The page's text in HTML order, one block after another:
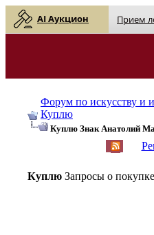
AI Аукцион Прием
Форум по искусству и
Куплю
Куплю Знак Анатолий
Куплю Запросы о